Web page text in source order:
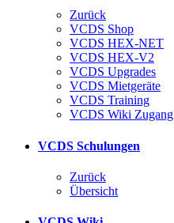
Zurück
VCDS Shop
VCDS HEX-NET
VCDS HEX-V2
VCDS Upgrades
VCDS Mietgeräte
VCDS Training
VCDS Wiki Zugang
VCDS Schulungen
Zurück
Übersicht